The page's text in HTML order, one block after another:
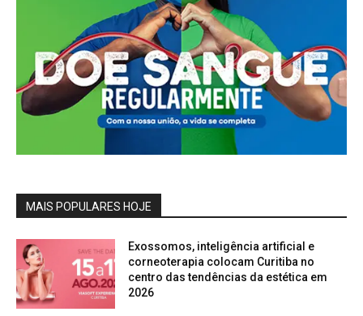
MAIS POPULARES HOJE
Exossomos, inteligência artificial e
corneoterapia colocam Curitiba no
centro das tendências da estética em
2026